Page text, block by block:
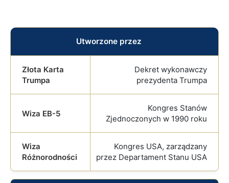
Utworzone przez
Dekret wykonawczy
prezydenta Trumpa
Kongres Stanów
Zjednoczonych w 1990 roku
Kongres USA, zarządzany
przez Departament Stanu USA